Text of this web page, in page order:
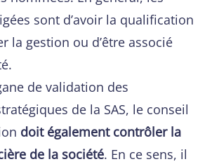
sont d’avoir la qualification
la gestion ou d’être associé
de validation des
de la SAS, le conseil
doit également contrôler la
de la société. En ce sens, il